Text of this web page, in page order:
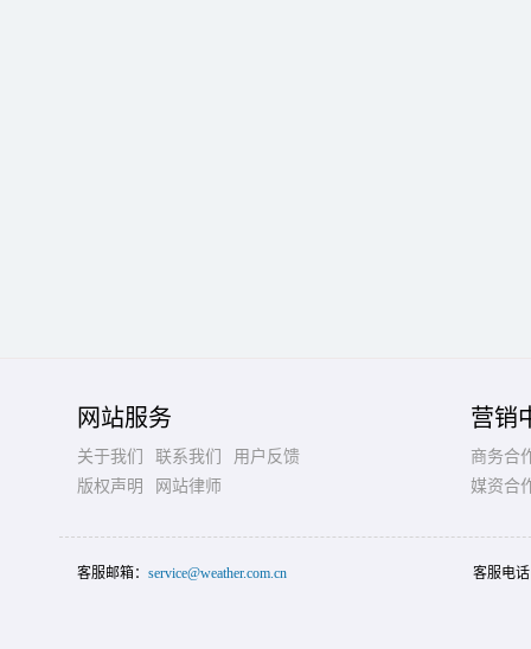
网站服务
关于我们 联系我们
用户反馈
版权声明
网站律师
营销
商务合
媒资合
客服邮箱： service@weather.com.cn 客服电